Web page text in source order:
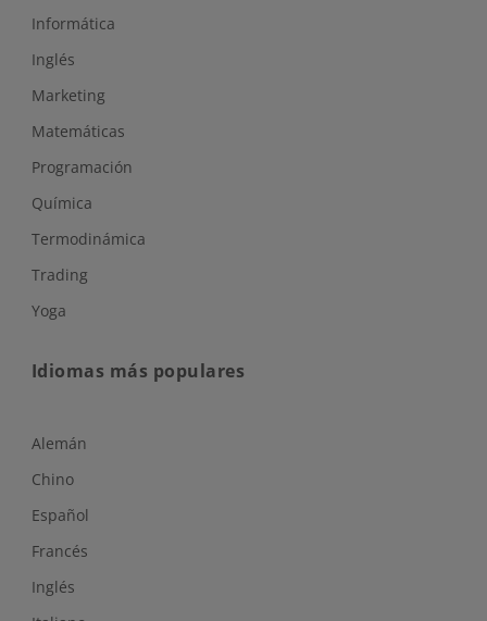
Informática
Inglés
Marketing
Matemáticas
Programación
Química
Termodinámica
Trading
Yoga
Idiomas más populares
Alemán
Chino
Español
Francés
Inglés